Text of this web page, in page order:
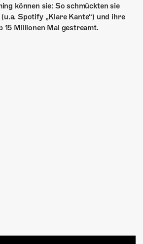
können sie: So schmückten sie
Spotify „Klare Kante“) und ihre
15 Millionen Mal gestreamt.